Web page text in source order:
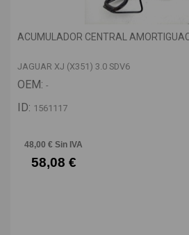
ACUMULADOR CENTRAL
JAGUAR XJ (X351) 3.0 SDV6
OEM: -
ID: 1561117
48,00 € Sin IVA
58,08 €